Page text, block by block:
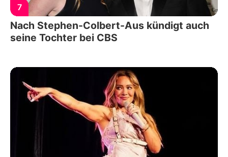
7
Nach Stephen-Colbert-Aus kündigt auch
seine Tochter bei CBS